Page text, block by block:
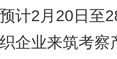
计2月20日至
企业来筑考察